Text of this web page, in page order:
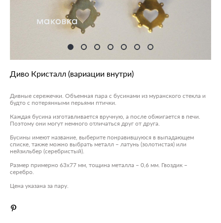
Диво Кристалл (вариации внутри)
Дивные сережечки. Объемная пара с бусинами из муранского стекла и
будто с потерянными перьями птички.
Каждая бусина изготавливается вручную, а после обжигается в печи.
Поэтому они могут немного отличаться друг от друга.
Бусины имеют название, выберите понравившуюся в выпадающем
списке, также можно выбрать металл – латунь (золотистая) или
нейзильбер (серебристый).
Размер примерно 63х77 мм, тощина металла – 0,6 мм. Гвоздик –
серебро.
Цена указана за пару.